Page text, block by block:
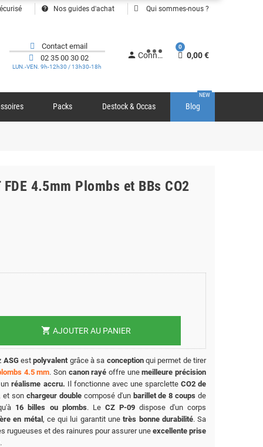
help Nos guides d'achat Qui sommes-nous ?
Contact email
02 35 00 30 02
LUN.-VEN. 9h-12h30 / 13h30-18h
person Connexion
0
0,00 €
Packs Destock & Occas Blog
NEW
4.5mm Plombs et BBs CO2
shopping_cart AJOUTER AU PANIER
ASGestpolyvalent grâce à sa conceptionqui permet de tirer
4.5 mm. Son canon rayé offre unemeilleure précision
réalisme accru. Il fonctionne avec une sparclette CO2 de
et son chargeur doublecomposé d'un barillet de 8 coups de
16 billes ou plombs. Le CZ P-09dispose d'un corps
en métal , ce qui lui garantit unetrès bonne durabilité. Sa
rugueuses et des rainures pour assurer uneexcellente prise
.